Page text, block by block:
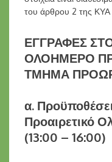
του άρθρου 2 της
ΕΓΓΡΑΦΕΣ
ΟΛΟΗΜΕΡΟ
ΤΜΗΜΑ
α.
Προαιρετικό
(13:00 – 16:00)